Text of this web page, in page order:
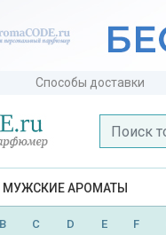
Способы доставки
МУЖСКИЕ АРОМАТЫ
B C D E F